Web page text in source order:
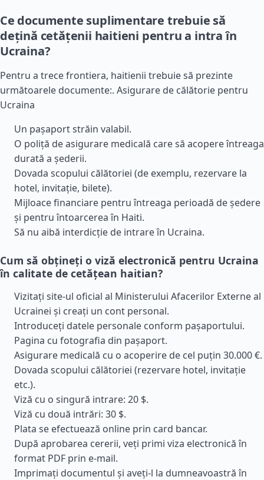
Ce documente suplimentare trebuie să
dețină cetățenii haitieni pentru a intra în
Ucraina?
Pentru a trece frontiera, haitienii trebuie să prezinte
următoarele documente:. Asigurare de călătorie pentru
Ucraina
Un pașaport străin valabil.
O poliță de asigurare medicală care să acopere întreaga
durată a șederii.
Dovada scopului călătoriei (de exemplu, rezervare la
hotel, invitație, bilete).
Mijloace financiare pentru întreaga perioadă de ședere
și pentru întoarcerea în Haiti.
Să nu aibă interdicție de intrare în Ucraina.
Cum să obțineți o viză electronică pentru Ucraina
în calitate de cetățean haitian?
Vizitați site-ul oficial al Ministerului Afacerilor Externe al
Ucrainei și creați un cont personal.
Introduceți datele personale conform pașaportului.
Pagina cu fotografia din pașaport.
Asigurare medicală cu o acoperire de cel puțin 30.000 €.
Dovada scopului călătoriei (rezervare hotel, invitație
etc.).
Viză cu o singură intrare: 20 $.
Viză cu două intrări: 30 $.
Plata se efectuează online prin card bancar.
După aprobarea cererii, veți primi viza electronică în
format PDF prin e-mail.
Imprimați documentul și aveți-l la dumneavoastră în